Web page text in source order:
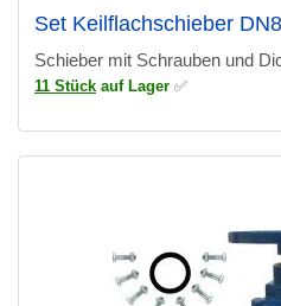
Set Keilflachschieber
Schieber mit Schrauben und
11 Stück auf Lager ✅